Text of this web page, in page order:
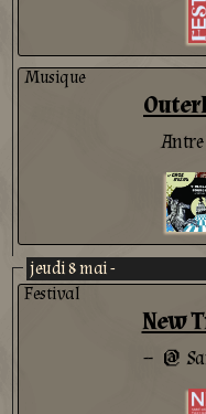
Musique
Antre
jeudi 8 mai -
Festival
New
-- @